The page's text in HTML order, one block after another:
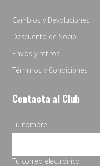
Cambios y Devoluciones
Descuento de Socio
Envíos y retiros
Términos y Condiciones
Contacta al Club
Tu nombre
Tu correo electrónico